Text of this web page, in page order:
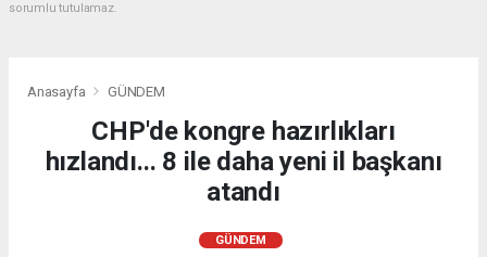
sorumlu tutulamaz.
Anasayfa GÜNDEM
CHP'de kongre hazırlıkları
hızlandı... 8 ile daha yeni il başkanı
atandı
GÜNDEM